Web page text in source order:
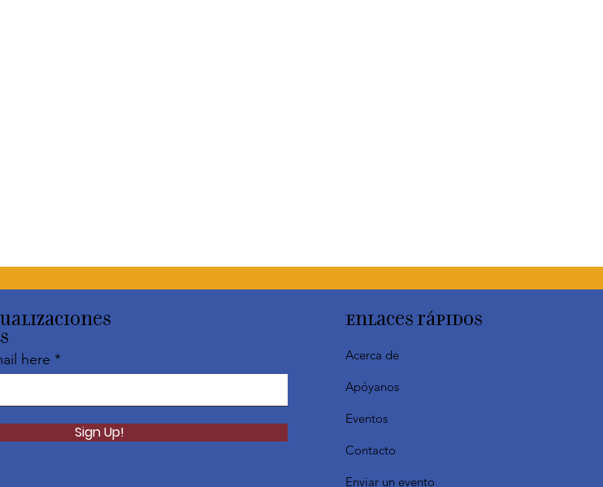
here
Sign Up!
Enlaces rápidos
Acerca de
Apóyanos
Eventos
Contacto
Enviar un evento